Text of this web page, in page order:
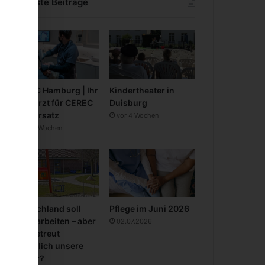
CEREC Hamburg | Ihr
Zahnarzt für CEREC
Zahnersatz
vor 3 Wochen
Kindertheater in
Duisburg
vor 4 Wochen
Deutschland soll
mehr arbeiten – aber
wer betreut
eigentlich unsere
Kinder?
Pflege im Juni 2026
02.07.2026